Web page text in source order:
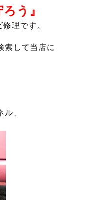
う』
理です。
索して当店に
、